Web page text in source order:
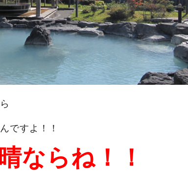
ですよ！！
ならね！！